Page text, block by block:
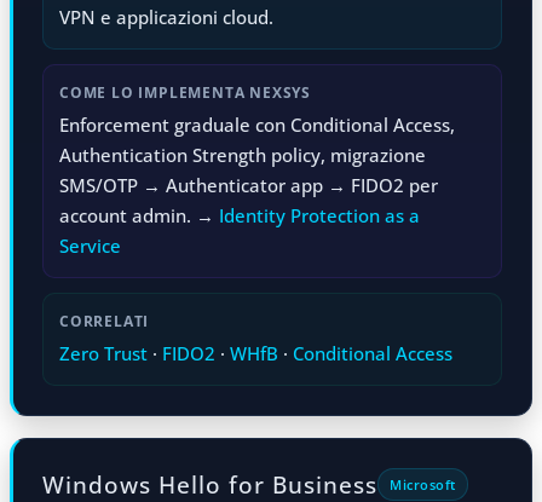
VPN e applicazioni cloud.
COME LO IMPLEMENTA NEXSYS
Enforcement graduale con Conditional Access,
Authentication Strength policy, migrazione
SMS/OTP → Authenticator app → FIDO2 per
account admin. → Identity Protection as a
Service
CORRELATI
Zero Trust · FIDO2 · WHfB · Conditional Access
Windows Hello for Business Microsoft